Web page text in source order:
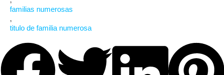
familias numerosas
,
titulo de familia numerosa